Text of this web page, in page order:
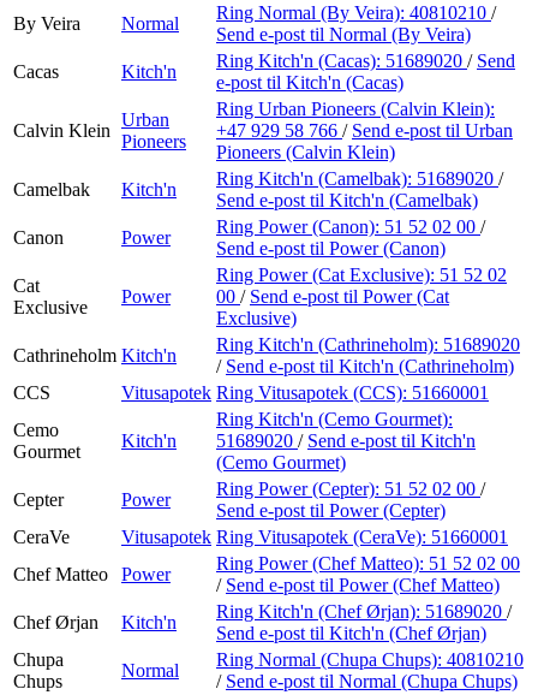
By Veira
Normal
Ring Normal (By Veira): 40810210 /
Send e-post til Normal (By Veira)
Cacas
Kitch'n
Ring Kitch'n (Cacas): 51689020 / Send
e-post til Kitch'n (Cacas)
Calvin Klein
Urban
Pioneers
Ring Urban Pioneers (Calvin Klein):
+47 929 58 766 / Send e-post til Urban
Pioneers (Calvin Klein)
Camelbak
Kitch'n
Ring Kitch'n (Camelbak): 51689020 /
Send e-post til Kitch'n (Camelbak)
Canon
Power
Ring Power (Canon): 51 52 02 00 /
Send e-post til Power (Canon)
Cat
Exclusive
Power
Ring Power (Cat Exclusive): 51 52 02
00 / Send e-post til Power (Cat
Exclusive)
Cathrineholm Kitch'n
Ring Kitch'n (Cathrineholm): 51689020
/ Send e-post til Kitch'n (Cathrineholm)
CCS
Vitusapotek Ring Vitusapotek (CCS): 51660001
Cemo
Gourmet
Kitch'n
Ring Kitch'n (Cemo Gourmet):
51689020 / Send e-post til Kitch'n
(Cemo Gourmet)
Cepter
Power
Ring Power (Cepter): 51 52 02 00 /
Send e-post til Power (Cepter)
CeraVe
Vitusapotek Ring Vitusapotek (CeraVe): 51660001
Chef Matteo
Power
Ring Power (Chef Matteo): 51 52 02 00
/ Send e-post til Power (Chef Matteo)
Chef Ørjan
Kitch'n
Ring Kitch'n (Chef Ørjan): 51689020 /
Send e-post til Kitch'n (Chef Ørjan)
Chupa
Chups
Normal
Ring Normal (Chupa Chups): 40810210
/ Send e-post til Normal (Chupa Chups)